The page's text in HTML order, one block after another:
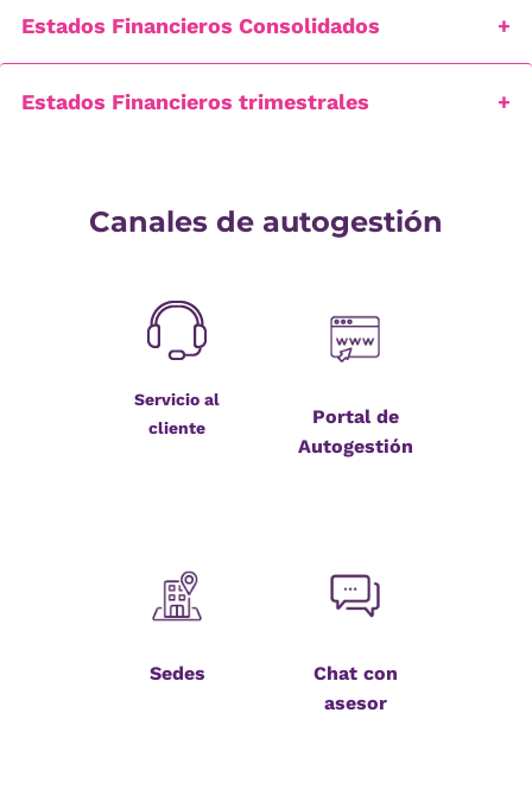
Estados Financieros Consolidados
Estados Financieros trimestrales
Canales de autogestión
Servicio al
cliente
Portal de
Autogestión
Sedes
Chat con
asesor